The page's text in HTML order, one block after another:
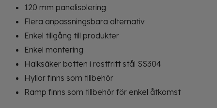
120 mm panelisolering
Flera anpassningsbara alternativ
Enkel tillgång till produkter
Enkel montering
Halksäker botten i rostfritt stål SS304
Hyllor finns som tillbehör
Ramp finns som tillbehör för enkel åtkomst